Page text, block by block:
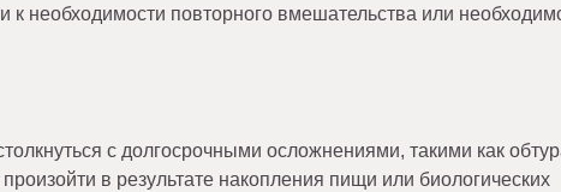
необходимости повторного вмешательства или
с долгосрочными осложнениями, такими как
в результате накопления пищи или биологических